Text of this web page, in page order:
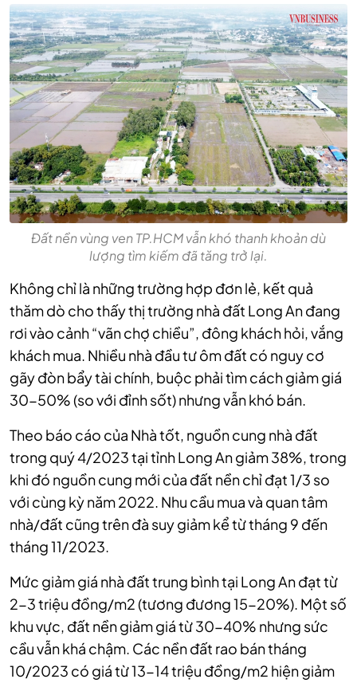
Đất nền vùng ven TP.HCM vẫn khó thanh khoản dù
lượng tìm kiếm đã tăng trở lại.
Không chỉ là những trường hợp đơn lẻ, kết quả
thăm dò cho thấy thị trường nhà đất Long An đang
rơi vào cảnh “vãn chợ chiều”, đông khách hỏi, vắng
khách mua. Nhiều nhà đầu tư ôm đất có nguy cơ
gãy đòn bẩy tài chính, buộc phải tìm cách giảm giá
30-50% (so với đỉnh sốt) nhưng vẫn khó bán.
Theo báo cáo của Nhà tốt, nguồn cung nhà đất
trong quý 4/2023 tại tỉnh Long An giảm 38%, trong
khi đó nguồn cung mới của đất nền chỉ đạt 1/3 so
với cùng kỳ năm 2022. Nhu cầu mua và quan tâm
nhà/đất cũng trên đà suy giảm kể từ tháng 9 đến
tháng 11/2023.
Mức giảm giá nhà đất trung bình tại Long An đạt từ
2-3 triệu đồng/m2 (tương đương 15-20%). Một số
khu vực, đất nền giảm giá từ 30-40% nhưng sức
cầu vẫn khá chậm. Các nền đất rao bán tháng
10/2023 có giá từ 13-14 triệu đồng/m2 hiện giảm